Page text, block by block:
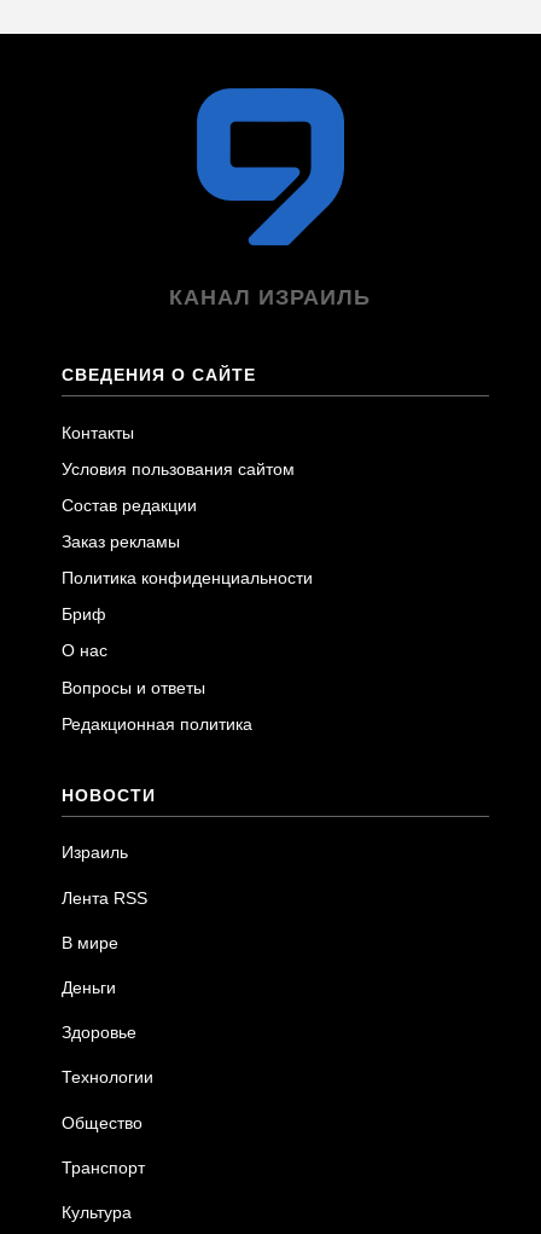
КАНАЛ ИЗРАИЛЬ
СВЕДЕНИЯ О САЙТЕ
Контакты
Условия пользования сайтом
Состав редакции
Заказ рекламы
Политика конфиденциальности
Бриф
О нас
Вопросы и ответы
Редакционная политика
НОВОСТИ
Израиль
Лента RSS
В мире
Деньги
Здоровье
Технологии
Общество
Транспорт
Культура